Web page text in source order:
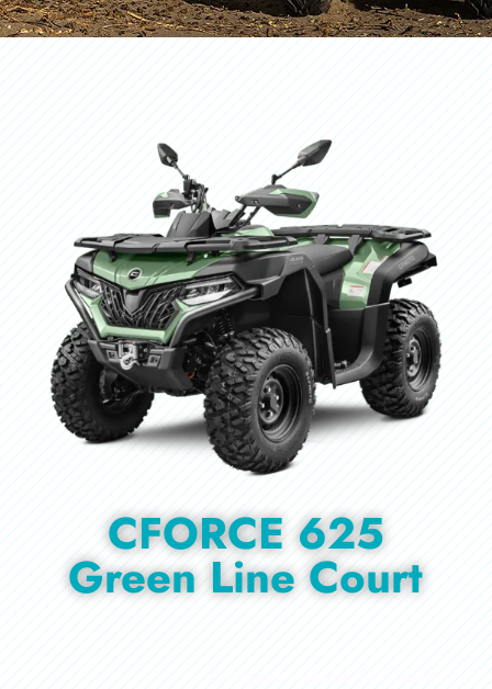
CFORCE 625
Green Line Court